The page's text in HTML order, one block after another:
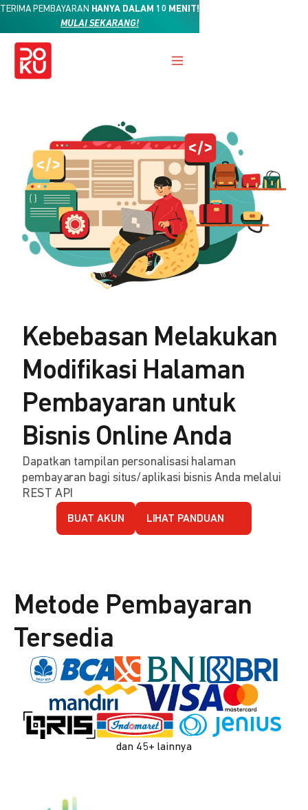
TERIMA PEMBAYARAN HANYA DALAM 10 MENIT!
MULAI SEKARANG!
Kebebasan Melakukan
Modifikasi Halaman
Pembayaran untuk
Bisnis Online Anda
Dapatkan tampilan personalisasi halaman
pembayaran bagi situs/aplikasi bisnis Anda melalui
REST API
BUAT AKUN LIHAT PANDUAN
Metode Pembayaran
Tersedia
dan 45+ lainnya